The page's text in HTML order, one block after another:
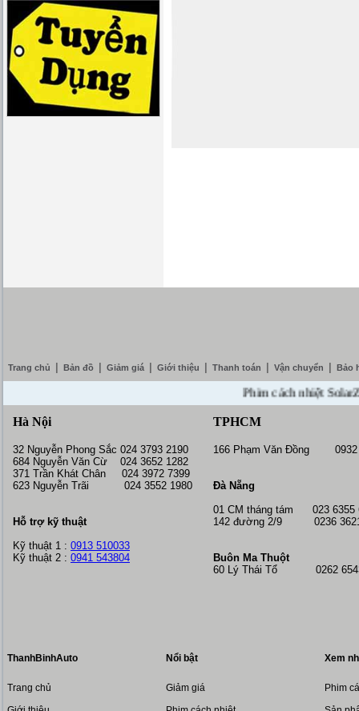
Trang chủ Bản đồ Giảm giá Giới thiệu Thanh toán Vận chuyển Bảo
Phim cách nhiệt
Hà Nội
32 Nguyễn Phong Sắc 024 3793 2190
684 Nguyễn Văn Cừ 024 3652 1282
371 Trần Khát Chân 024 3972 7399
623 Nguyễn Trãi 024 3552 1980
Hỗ trợ kỹ thuật
Kỹ thuật 1 : 0913 510033
Kỹ thuật 2 : 0941 543804
TPHCM
166 Phạm Văn Đồng 0932
Đà Nẵng
01 CM tháng tám 023 6355
142 đường 2/9 0236
Buôn Ma Thuột
60 Lý Thái Tổ 0262
ThanhBinhAuto
Trang chủ
Nổi bật
Giảm giá
Xem
Phim